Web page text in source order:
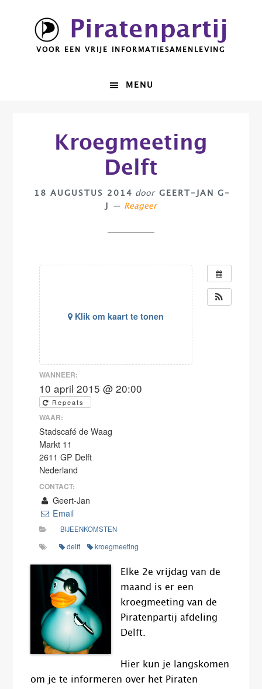
hoofdnavigatie
Piratenpartij
VOOR EEN VRIJE INFORMATIESAMENLEVING
MENU
Kroegmeeting
Delft
18 AUGUSTUS 2014 door GEERT-JAN G-
J
Reageer
Klik om kaart te tonen
WANNEER:
10 april 2015 @ 20:00
Repeats
WAAR:
Stadscafé de Waag
Markt 11
2611 GP Delft
Nederland
CONTACT:
Geert-Jan
Email
BIJEENKOMSTEN
delft kroegmeeting
Elke 2e vrijdag van de
maand is er een
kroegmeeting van de
Piratenpartij afdeling
Delft.
Hier kun je langskomen
om je te informeren over het Piraten